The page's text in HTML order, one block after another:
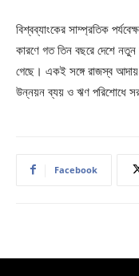
বিশ্বব্যাংকের সাম্প্রতিক
কারণে গত তিন বছরে দেশে নতুন
গেছে। একই সঙ্গে রাজস্ব আদায়
উন্নয়ন ব্যয় ও ঋণ পরিশোধে
Facebook